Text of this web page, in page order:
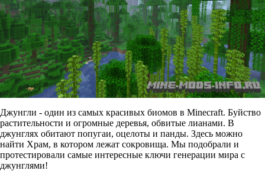
Джунгли - один из самых красивых биомов в Minecraft. Буйство
растительности и огромные деревья, обвитые лианами. В
джунглях обитают попугаи, оцелоты и панды. Здесь можно
найти Храм, в котором лежат сокровища. Мы подобрали и
протестировали самые интересные ключи генерации мира с
джунглями!